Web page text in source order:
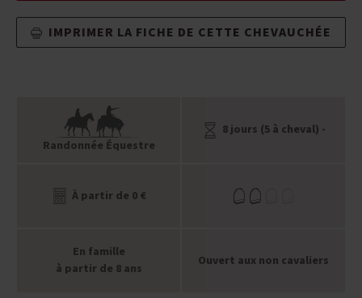
IMPRIMER LA FICHE DE CETTE CHEVAUCHÉE
Randonnée Équestre
8 jours (5 à cheval) -
À partir de 0 €
En famille
à partir de 8 ans
Ouvert aux non cavaliers